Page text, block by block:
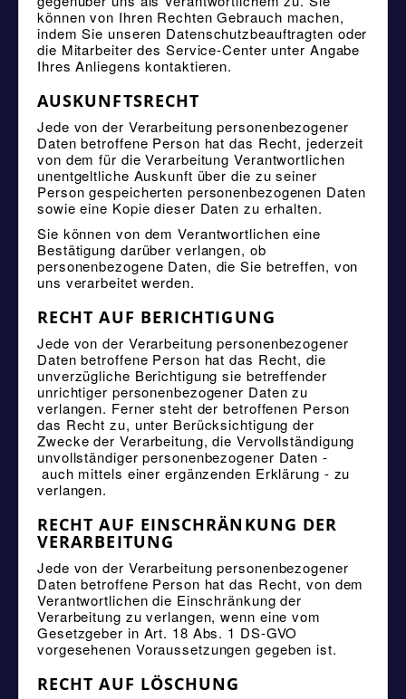
können von Ihren Rechten Gebrauch machen,
indem Sie unseren Datenschutzbeauftragten oder
die Mitarbeiter des Service-Center unter Angabe
Ihres Anliegens kontaktieren.
AUSKUNFTSRECHT
Jede von der Verarbeitung personenbezogener
Daten betroffene Person hat das Recht, jederzeit
von dem für die Verarbeitung Verantwortlichen
unentgeltliche Auskunft über die zu seiner
Person gespeicherten personenbezogenen Daten
sowie eine Kopie dieser Daten zu erhalten.
Sie können von dem Verantwortlichen eine
Bestätigung darüber verlangen, ob
personenbezogene Daten, die Sie betreffen, von
uns verarbeitet werden.
RECHT AUF BERICHTIGUNG
Jede von der Verarbeitung personenbezogener
Daten betroffene Person hat das Recht, die
unverzügliche Berichtigung sie betreffender
unrichtiger personenbezogener Daten zu
verlangen. Ferner steht der betroffenen Person
das Recht zu, unter Berücksichtigung der
Zwecke der Verarbeitung, die Vervollständigung
unvollständiger personenbezogener Daten -
auch mittels einer ergänzenden Erklärung - zu
verlangen.
RECHT AUF EINSCHRÄNKUNG DER
VERARBEITUNG
Jede von der Verarbeitung personenbezogener
Daten betroffene Person hat das Recht, von dem
Verantwortlichen die Einschränkung der
Verarbeitung zu verlangen, wenn eine vom
Gesetzgeber in Art. 18 Abs. 1 DS-GVO
vorgesehenen Voraussetzungen gegeben ist.
RECHT AUF LÖSCHUNG